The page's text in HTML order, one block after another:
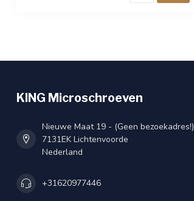
KING Microschroeven
Nieuwe Maat 19 - (Geen bezoekadres!)
7131EK Lichtenvoorde
Nederland
+31620977446